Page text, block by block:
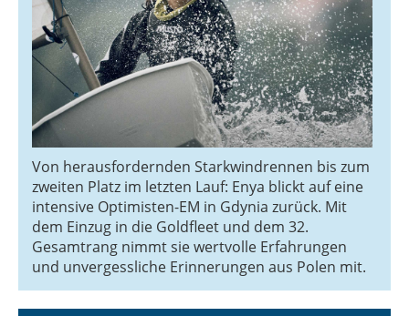
Von herausfordernden Starkwindrennen bis zum
zweiten Platz im letzten Lauf: Enya blickt auf eine
intensive Optimisten-EM in Gdynia zurück. Mit
dem Einzug in die Goldfleet und dem 32.
Gesamtrang nimmt sie wertvolle Erfahrungen
und unvergessliche Erinnerungen aus Polen mit.